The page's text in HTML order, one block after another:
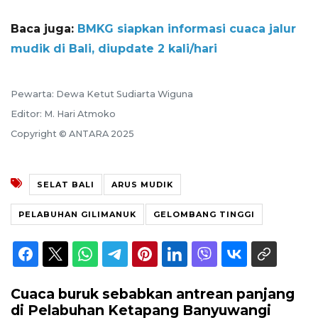
Baca juga: BMKG siapkan informasi cuaca jalur
mudik di Bali, diupdate 2 kali/hari
Pewarta: Dewa Ketut Sudiarta Wiguna
Editor: M. Hari Atmoko
Copyright © ANTARA 2025
SELAT BALI ARUS MUDIK
PELABUHAN GILIMANUK GELOMBANG TINGGI
Cuaca buruk sebabkan antrean panjang
di Pelabuhan Ketapang Banyuwangi